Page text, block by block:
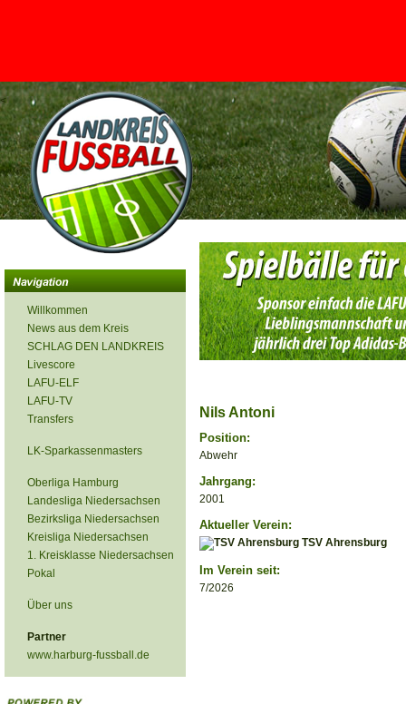
<
Willkommen
News aus dem Kreis
SCHLAG DEN LANDKREIS
Livescore
LAFU-ELF
LAFU-TV
Transfers
LK-Sparkassenmasters
Oberliga Hamburg
Landesliga Niedersachsen
Bezirksliga Niedersachsen
Kreisliga Niedersachsen
1. Kreisklasse Niedersachsen
Pokal
Über uns
Partner
www.harburg-fussball.de
Nils Antoni
Position:
Abwehr
Jahrgang:
2001
Aktueller Verein:
TSV Ahrensburg
Im Verein seit:
7/2026